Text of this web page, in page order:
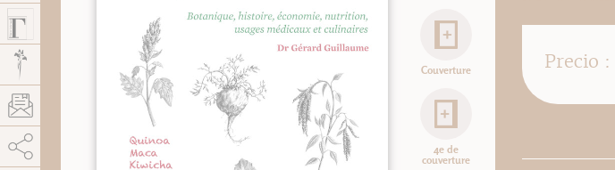
Couverture
4e de
couverture
Precio :
AddThis está deshabilitado. Permitir